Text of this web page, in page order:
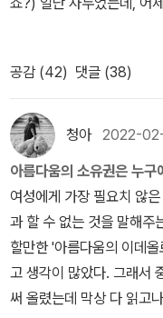
가 책에서 두루뭉술한 정
히려 대중화된 맥락에서
전에 나온 <21세기 문화
9)라는 편역서의 '캠프 논
된 모 메이어의 '캠프의
se of Camp,' The
r, ed. London & New
고할 만해 보인다.메이어
영에서 통하던 용어였기
서 일반적인 의미로 전용
았다고 한다. 문득 지난번
국내 출간된 도서 중/번
10권 간의 순위는 필요하
기 최고의 책 자우메 카
21세기에 읽은(아직까지
고 리뷰 남겼 때 ‘문학을
얼마나 안타까울지 몸서리
평은 유효하다. 스토리와
다. 디노 부차티, <타타르
널리 읽히고 싶은 책이라
책으로 남겨두고 조용히
이랄까. 이 책의 분위기,
서가 아니라, 그냥 갖고
그런데 이미 가졌지롱~<
젼으로만 검색되는지 모
가서 어학연수 할 계획인
영... 아마 그전에 <트립풀
는 분량도 얇은 책인데 사
춰놓고 싶어졌다. 아무때
좋아질 것 같은 거다. 한장
도 좋았고, 오오, 역시 내
로 갈 곳들을 체크해보기
로드>는 나로 하여금 코
공감 (42) 댓글 (38)
청아2022-
아름다움의 소유권은 누구
여성에게 가장 필요치 않
과 할 수 없는 것을 말해
할만한 '아름다움의 이데
고 생각이 많았다. 그래서
써 올렸는데 막상 다 읽고